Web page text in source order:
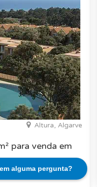
alguma pergunta?
Altura, Algarve
para venda em